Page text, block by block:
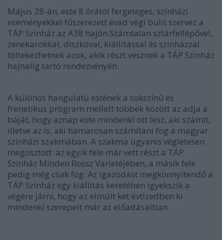
Május 28-án, este 8 órától fergeteges, színházi
eseményekkel fűszerezett évad végi bulit szervez a
TÁP Színház az A38 hajón.Számtalan sztárfellépővel,
zenekarokkal, diszkóval, kiállítással és színházzal
töltekezhetnek azok, akik részt vesznek a TÁP Színház
hajnalig tartó rendezvényén.
A különös hangulatú estének a sokszínű és
frenetikus program mellett többek között az adja a
báját, hogy aznap este mindenki ott lesz, aki számít,
illetve az is, aki hamarosan számítani fog a magyar
színházi szakmában. A szakma ugyanis végletesen
megosztott: az egyik fele már vett részt a TÁP
Színház Minden Rossz Varietéjében, a másik fele
pedig még csak fog. Az igazodást megkönnyítendő a
TÁP Színház egy kiállítás keretében igyekszik a
végére járni, hogy az elmúlt két évtizedben ki
mindenki szerepelt már az előadásaiban.